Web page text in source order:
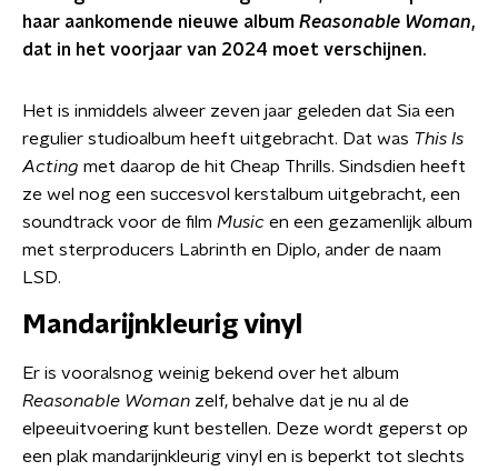
haar aankomende nieuwe album Reasonable Woman,
dat in het voorjaar van 2024 moet verschijnen.
Het is inmiddels alweer zeven jaar geleden dat Sia een
regulier studioalbum heeft uitgebracht. Dat was This Is
Acting met daarop de hit Cheap Thrills. Sindsdien heeft
ze wel nog een succesvol kerstalbum uitgebracht, een
soundtrack voor de film Music en een gezamenlijk album
met sterproducers Labrinth en Diplo, ander de naam
LSD.
Mandarijnkleurig vinyl
Er is vooralsnog weinig bekend over het album
Reasonable Woman zelf, behalve dat je nu al de
elpeeuitvoering kunt bestellen. Deze wordt geperst op
een plak mandarijnkleurig vinyl en is beperkt tot slechts